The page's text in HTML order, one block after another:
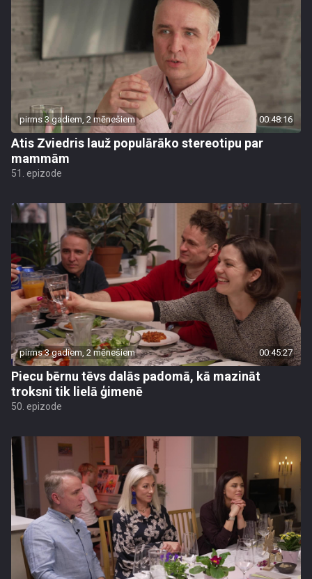
pirms 3 gadiem, 2 mēnešiem 00:48:16
Atis Zviedris lauž populārāko stereotipu par
mammām
51. epizode
pirms 3 gadiem, 2 mēnešiem 00:45:27
Piecu bērnu tēvs dalās padomā, kā mazināt
troksni tik lielā ģimenē
50. epizode